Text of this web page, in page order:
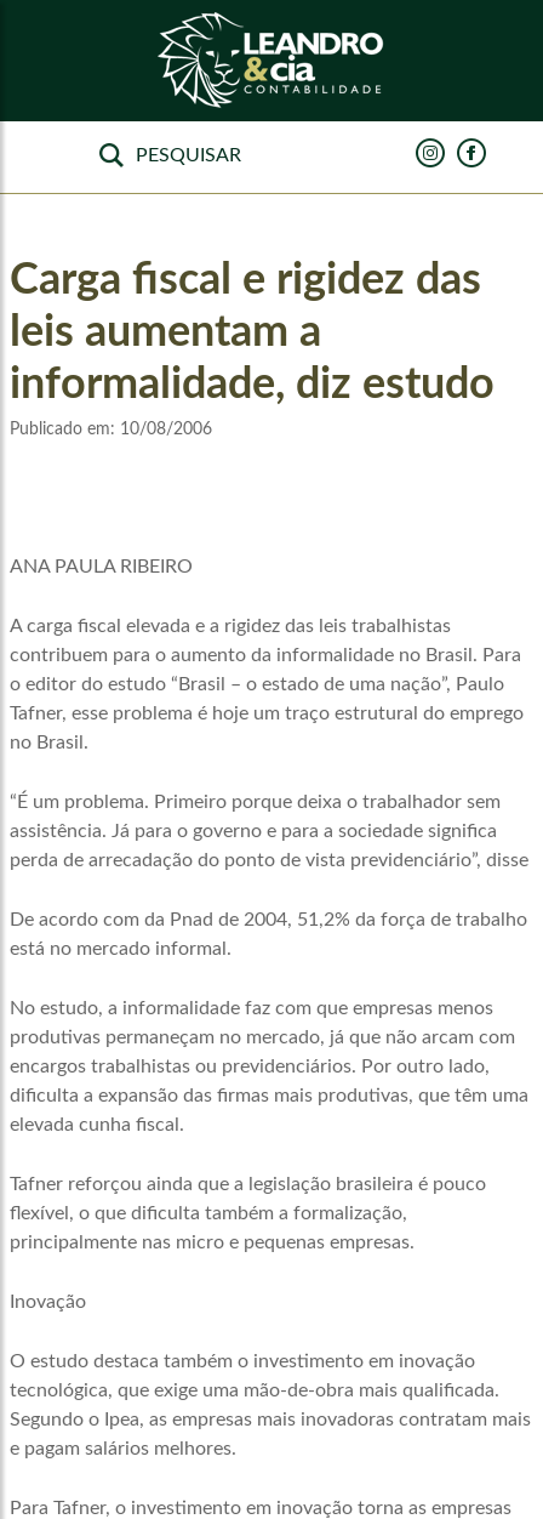
Carga fiscal e rigidez das
leis aumentam a
informalidade, diz estudo
Publicado em: 10/08/2006
ANA PAULA RIBEIRO
A carga fiscal elevada e a rigidez das leis trabalhistas
contribuem para o aumento da informalidade no Brasil. Para
o editor do estudo “Brasil – o estado de uma nação”, Paulo
Tafner, esse problema é hoje um traço estrutural do emprego
no Brasil.
“É um problema. Primeiro porque deixa o trabalhador sem
assistência. Já para o governo e para a sociedade significa
perda de arrecadação do ponto de vista previdenciário”, disse
De acordo com da Pnad de 2004, 51,2% da força de trabalho
está no mercado informal.
No estudo, a informalidade faz com que empresas menos
produtivas permaneçam no mercado, já que não arcam com
encargos trabalhistas ou previdenciários. Por outro lado,
dificulta a expansão das firmas mais produtivas, que têm uma
elevada cunha fiscal.
Tafner reforçou ainda que a legislação brasileira é pouco
flexível, o que dificulta também a formalização,
principalmente nas micro e pequenas empresas.
Inovação
O estudo destaca também o investimento em inovação
tecnológica, que exige uma mão-de-obra mais qualificada.
Segundo o Ipea, as empresas mais inovadoras contratam mais
e pagam salários melhores.
Para Tafner, o investimento em inovação torna as empresas